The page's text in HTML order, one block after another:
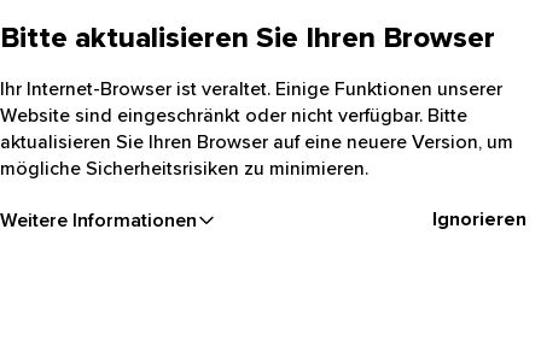
Bitte aktualisieren Sie Ihren Browser
Ihr Internet-Browser ist veraltet. Einige Funktionen unserer
Website sind eingeschränkt oder nicht verfügbar. Bitte
aktualisieren Sie Ihren Browser auf eine neuere Version, um
mögliche Sicherheitsrisiken zu minimieren.
Weitere Informationen Ignorieren